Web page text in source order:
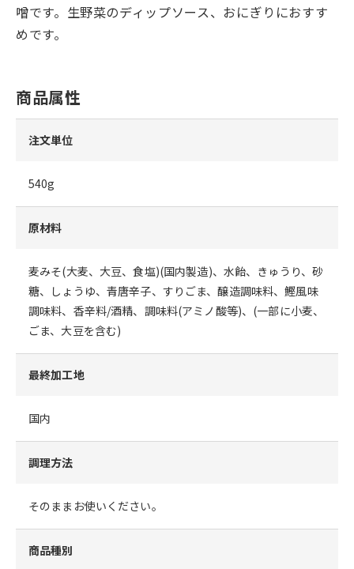
噌です。生野菜のディップソース、おにぎりにおすす
めです。
商品属性
注文単位
540g
原材料
麦みそ(大麦、大豆、食塩)(国内製造)、水飴、きゅうり、砂
糖、しょうゆ、青唐辛子、すりごま、醸造調味料、鰹風味
調味料、香辛料/酒精、調味料(アミノ酸等)、(一部に小麦、
ごま、大豆を含む)
最終加工地
国内
調理方法
そのままお使いください。
商品種別